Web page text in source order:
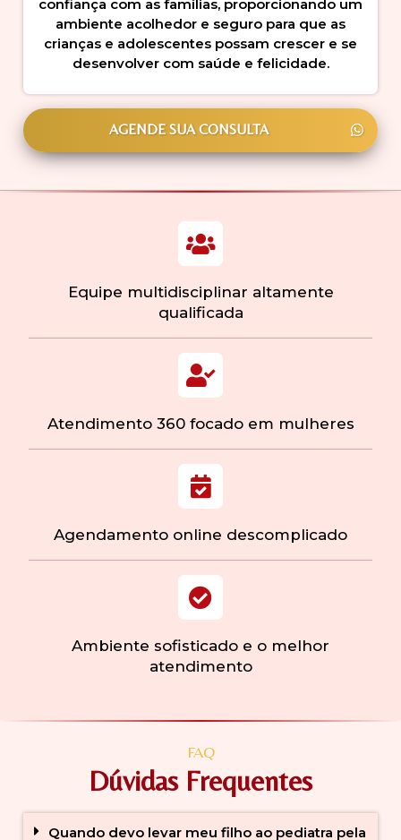
confiança com as famílias, proporcionando um
ambiente acolhedor e seguro para que as
crianças e adolescentes possam crescer e se
desenvolver com saúde e felicidade.
AGENDE SUA CONSULTA
Equipe multidisciplinar altamente
qualificada
Atendimento 360 focado em mulheres
Agendamento online descomplicado
Ambiente sofisticado e o melhor
atendimento
FAQ
Dúvidas Frequentes
Quando devo levar meu filho ao pediatra pela